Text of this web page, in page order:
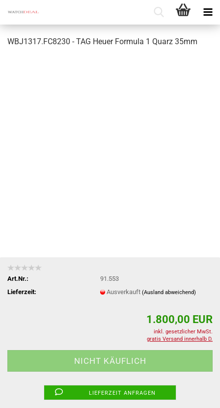
WBJ1317.FC8230 - TAG Heuer For­mu­la 1 Quarz 35mm
Art.Nr.:
91.553
Lieferzeit:
Ausverkauft(Ausland abweichend)
1.800,00 EUR
inkl. gesetzlicher MwSt.
gratis Versand innerhalb D.
LIEFERZEIT ANFRAGEN